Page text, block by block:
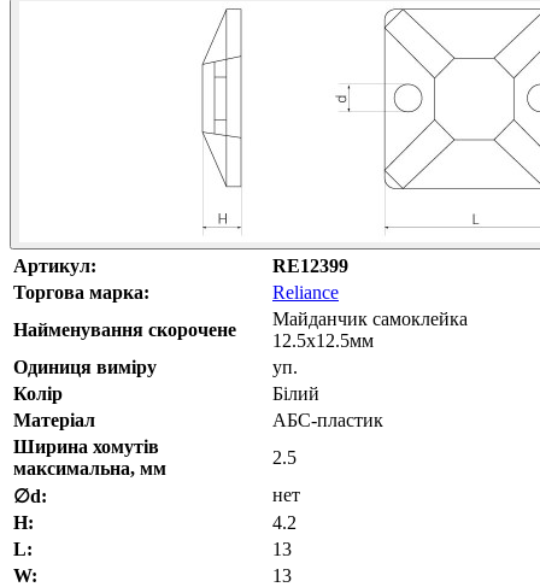
Артикул:
RE12399
Торгова марка:
Reliance
Найменування скорочене
Майданчик самоклейка
12.5х12.5мм
Одиниця виміру
уп.
Колір
Білий
Матеріал
АБС-пластик
Ширина хомутів
максимальна, мм
2.5
∅d:
нет
H:
4.2
L:
13
W:
13